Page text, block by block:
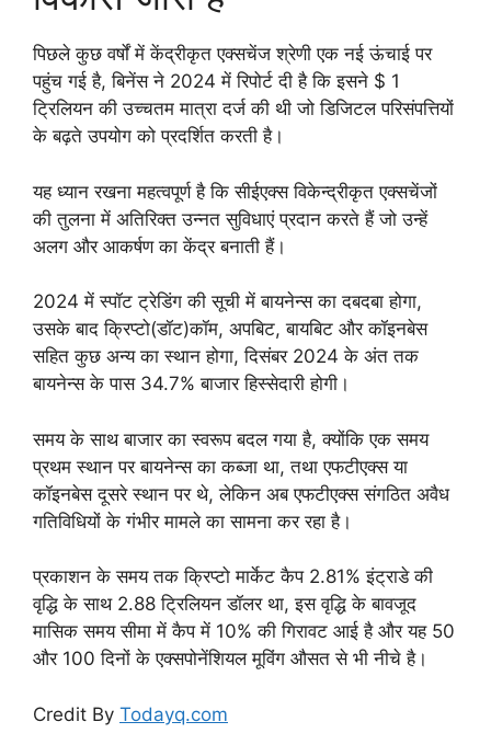
पिछले कुछ वर्षों में केंद्रीकृत एक्सचेंज श्रेणी एक नई ऊंचाई पर
पहुंच गई है, बिनेंस ने 2024 में रिपोर्ट दी है कि इसने $ 1
ट्रिलियन की उच्चतम मात्रा दर्ज की थी जो डिजिटल परिसंपत्तियों
के बढ़ते उपयोग को प्रदर्शित करती है।
यह ध्यान रखना महत्वपूर्ण है कि सीईएक्स विकेन्द्रीकृत एक्सचेंजों
की तुलना में अतिरिक्त उन्नत सुविधाएं प्रदान करते हैं जो उन्हें
अलग और आकर्षण का केंद्र बनाती हैं।
2024 में स्पॉट ट्रेडिंग की सूची में बायनेन्स का दबदबा होगा,
उसके बाद क्रिप्टो(डॉट)कॉम, अपबिट, बायबिट और कॉइनबेस
सहित कुछ अन्य का स्थान होगा, दिसंबर 2024 के अंत तक
बायनेन्स के पास 34.7% बाजार हिस्सेदारी होगी।
समय के साथ बाजार का स्वरूप बदल गया है, क्योंकि एक समय
प्रथम स्थान पर बायनेन्स का कब्जा था, तथा एफटीएक्स या
कॉइनबेस दूसरे स्थान पर थे, लेकिन अब एफटीएक्स संगठित अवैध
गतिविधियों के गंभीर मामले का सामना कर रहा है।
प्रकाशन के समय तक क्रिप्टो मार्केट कैप 2.81% इंट्राडे की
वृद्धि के साथ 2.88 ट्रिलियन डॉलर था, इस वृद्धि के बावजूद
मासिक समय सीमा में कैप में 10% की गिरावट आई है और यह 50
और 100 दिनों के एक्सपोनेंशियल मूविंग औसत से भी नीचे है।
Credit By Todayq.com